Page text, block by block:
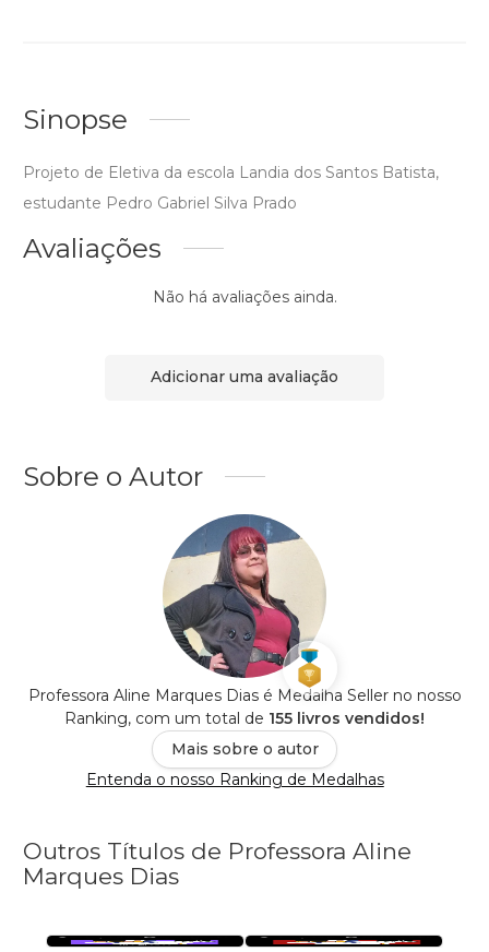
Sinopse
Projeto de Eletiva da escola Landia dos Santos Batista,
estudante Pedro Gabriel Silva Prado
Avaliações
Não há avaliações ainda.
Adicionar uma avaliação
Sobre o Autor
Professora Aline Marques Dias é Medalha Seller no nosso
Ranking, com um total de 155 livros vendidos!
Mais sobre o autor
Entenda o nosso Ranking de Medalhas
Outros Títulos de Professora Aline
Marques Dias